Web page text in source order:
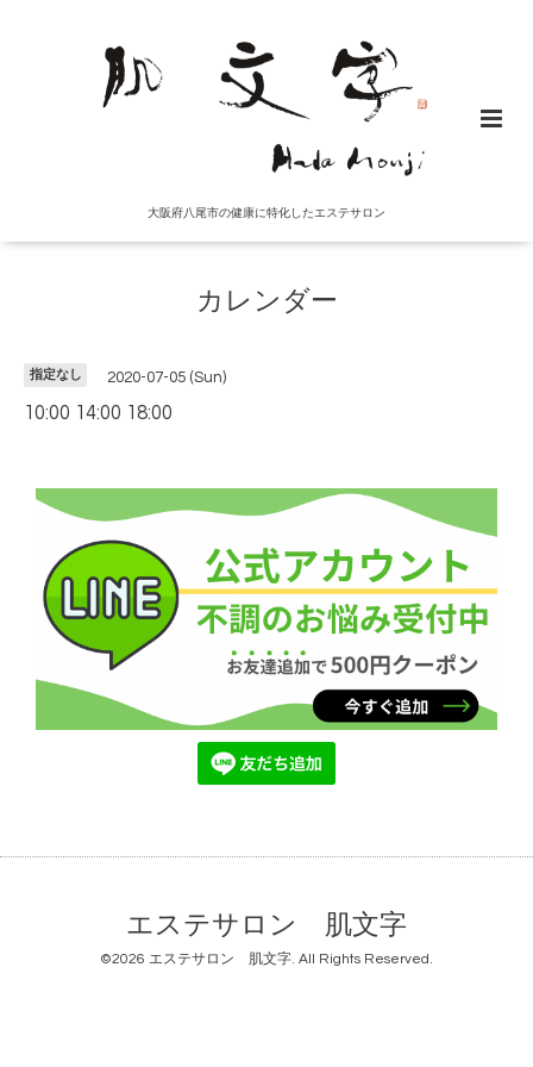
大阪府八尾市の健康に特化したエステサロン
カレンダー
指定なし 2020-07-05 (Sun)
10:00 14:00 18:00
エステサロン 肌文字
©2026 エステサロン 肌文字. All Rights Reserved.